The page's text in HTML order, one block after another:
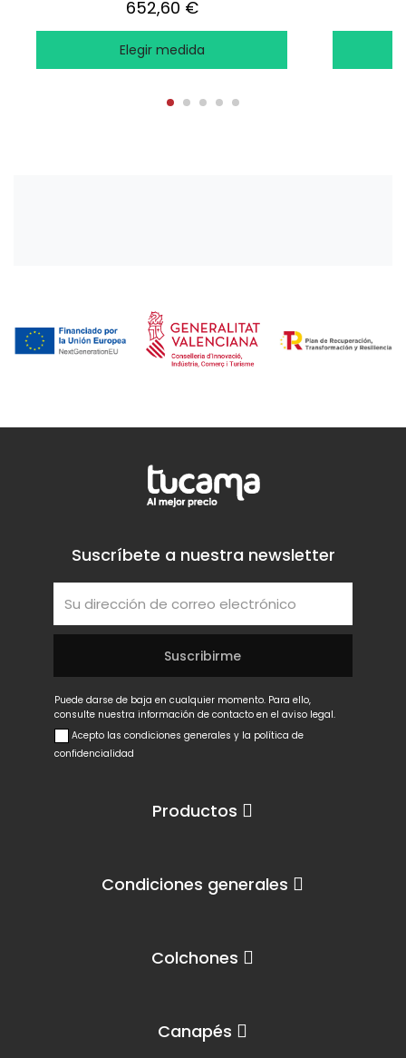
652,60 €
Elegir medida
Productos
Condiciones generales
Colchones
Canapés
Suscríbete a nuestra newsletter
Puede darse de baja en cualquier momento. Para ello,
consulte nuestra información de contacto en el aviso legal.
Acepto las condiciones generales y la política de
confidencialidad